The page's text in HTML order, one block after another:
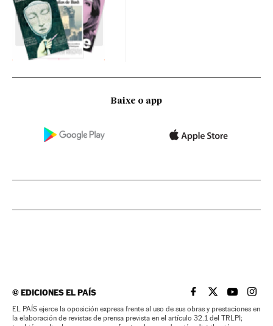
Baixe o app
©EDICIONES EL PAÍS EL PAÍS BRASIL EN
EL PAÍSEL PAÍS
EL
EL PAÍS ejerce la oposición expresa frente al uso de sus obras y prestaciones en
la elaboración de revistas de prensa prevista en el artículo 32.1 del TRLPI;